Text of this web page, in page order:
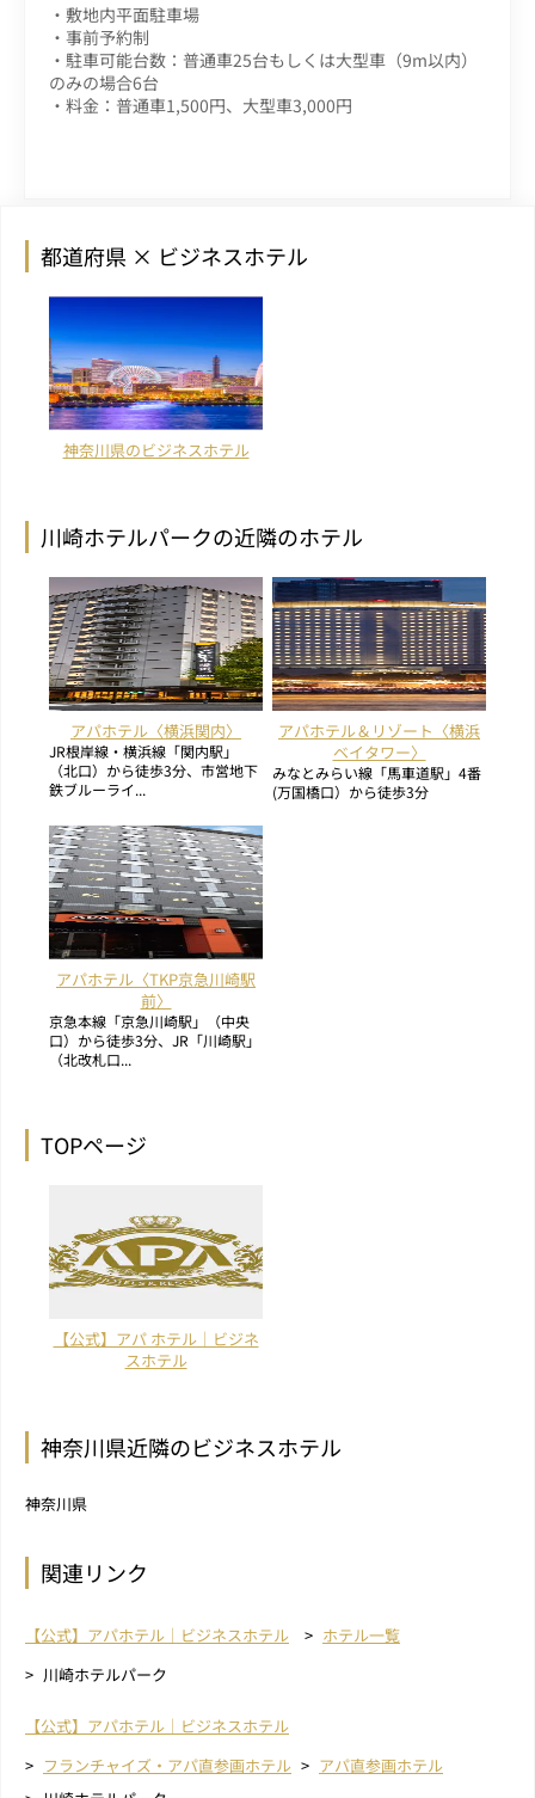
・敷地内平面駐車場
・事前予約制
・駐車可能台数：普通車25台もしくは大型車（9m以内）
のみの場合6台
・料金：普通車1,500円、大型車3,000円
都道府県 × ビジネスホテル
神奈川県のビジネスホテル
川崎ホテルパークの近隣のホテル
アパホテル〈横浜関内〉
JR根岸線・横浜線「関内駅」
（北口）から徒歩3分、市営地下
鉄ブルーライ...
アパホテル＆リゾート〈横浜
ベイタワー〉
みなとみらい線「馬車道駅」4番
(万国橋口）から徒歩3分
アパホテル〈TKP京急川崎駅
前〉
京急本線「京急川崎駅」（中央
口）から徒歩3分、JR「川崎駅」
（北改札口...
TOPページ
【公式】アパ ホテル｜ビジネ
スホテル
神奈川県近隣のビジネスホテル
神奈川県
関連リンク
【公式】アパホテル｜ビジネスホテル
ホテル一覧
川崎ホテルパーク
【公式】アパホテル｜ビジネスホテル
フランチャイズ・アパ直参画ホテル
アパ直参画ホテル